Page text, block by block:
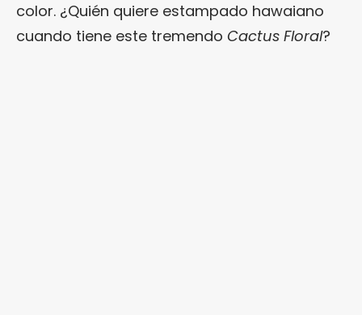
color. ¿Quién quiere estampado hawaiano
cuando tiene este tremendo Cactus Floral?